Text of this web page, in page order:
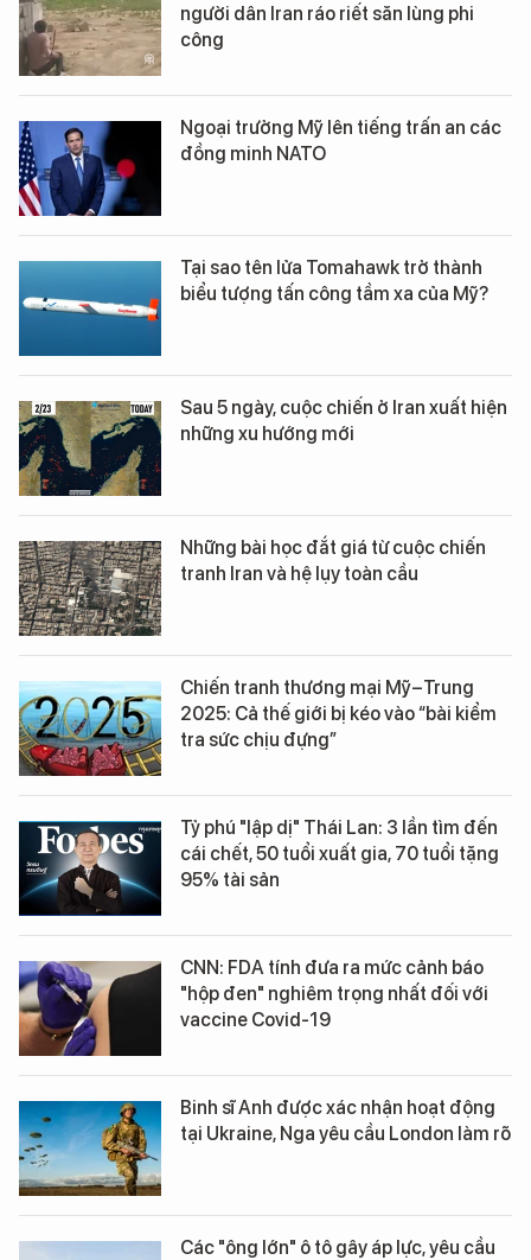
người dân Iran ráo riết săn lùng phi
công
Ngoại trưởng Mỹ lên tiếng trấn an các
đồng minh NATO
Tại sao tên lửa Tomahawk trở thành
biểu tượng tấn công tầm xa của Mỹ?
Sau 5 ngày, cuộc chiến ở Iran xuất hiện
những xu hướng mới
Những bài học đắt giá từ cuộc chiến
tranh Iran và hệ lụy toàn cầu
Chiến tranh thương mại Mỹ–Trung
2025: Cả thế giới bị kéo vào “bài kiểm
tra sức chịu đựng”
Tỷ phú "lập dị" Thái Lan: 3 lần tìm đến
cái chết, 50 tuổi xuất gia, 70 tuổi tặng
95% tài sản
CNN: FDA tính đưa ra mức cảnh báo
"hộp đen" nghiêm trọng nhất đối với
vaccine Covid-19
Binh sĩ Anh được xác nhận hoạt động
tại Ukraine, Nga yêu cầu London làm rõ
Các "ông lớn" ô tô gây áp lực, yêu cầu